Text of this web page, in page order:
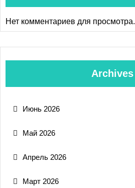
Нет комментариев для просмотра.
Archives
Июнь 2026
Май 2026
Апрель 2026
Март 2026